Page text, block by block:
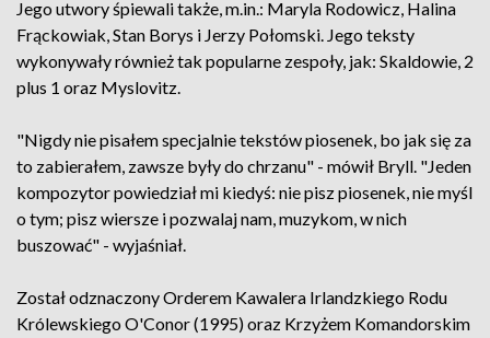
Jego utwory śpiewali także, m.in.: Maryla Rodowicz, Halina
Frąckowiak, Stan Borys i Jerzy Połomski. Jego teksty
wykonywały również tak popularne zespoły, jak: Skaldowie, 2
plus 1 oraz Myslovitz.
"Nigdy nie pisałem specjalnie tekstów piosenek, bo jak się za
to zabierałem, zawsze były do chrzanu" - mówił Bryll. "Jeden
kompozytor powiedział mi kiedyś: nie pisz piosenek, nie myśl
o tym; pisz wiersze i pozwalaj nam, muzykom, w nich
buszować" - wyjaśniał.
Został odznaczony Orderem Kawalera Irlandzkiego Rodu
Królewskiego O'Conor (1995) oraz Krzyżem Komandorskim